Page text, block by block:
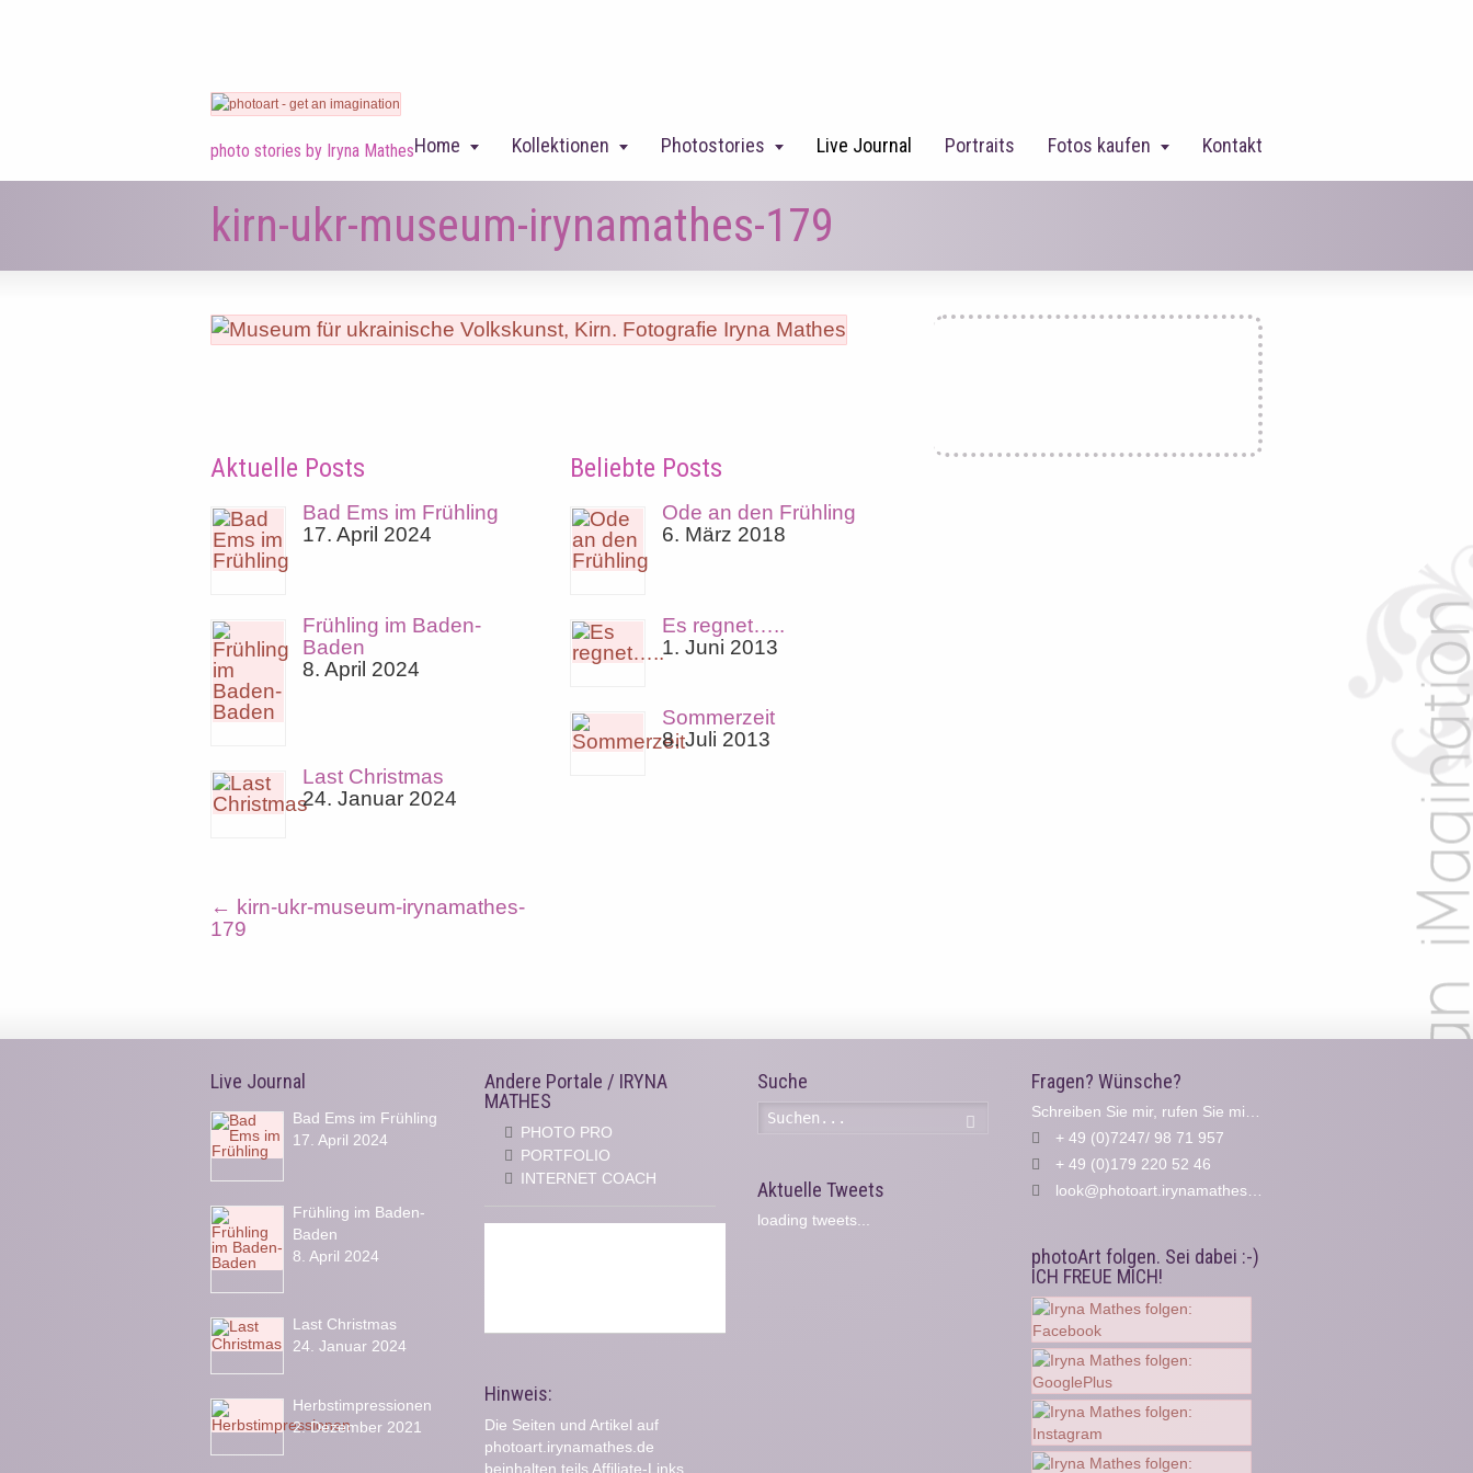
photo stories by Iryna MathesHome Kollektionen Photostories Live Journal Portraits Fotos kaufen Kontakt
kirn-ukr-museum-irynamathes-179
Aktuelle Posts
Bad Ems im Frühling
17. April 2024
Frühling im Baden-
Baden
8. April 2024
Last Christmas
24. Januar 2024
Beliebte Posts
Ode an den Frühling
6. März 2018
Es regnet…..
1. Juni 2013
Sommerzeit
8. Juli 2013
← kirn-ukr-museum-irynamathes-
179
Live Journal
Bad Ems im Frühling
17. April 2024
Frühling im Baden-
Baden
8. April 2024
Last Christmas
24. Januar 2024
Herbstimpressionen
2. Dezember 2021
Andere Portale / IRYNA
MATHES
PHOTO PRO
PORTFOLIO
INTERNET COACH
Hinweis:
Die Seiten und Artikel auf
photoart.irynamathes.de
beinhalten teils Affiliate-Links.
Suche
Aktuelle Tweets
loading tweets...
Fragen? Wünsche?
Schreiben Sie mir, rufen Sie mich an...
+ 49 (0)7247/ 98 71 957
+ 49 (0)179 220 52 46
look@photoart.irynamathes.de
photoArt folgen. Sei dabei :-)
ICH FREUE MICH!